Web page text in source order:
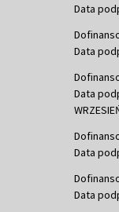
Data
Data
Data
Data
Data